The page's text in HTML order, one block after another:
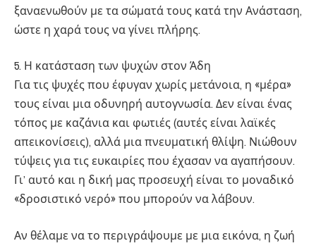
ξαναενωθούν με τα σώματά τους κατά την Ανάσταση,
ώστε η χαρά τους να γίνει πλήρης.
5. Η κατάσταση των ψυχών στον Άδη
Για τις ψυχές που έφυγαν χωρίς μετάνοια, η «μέρα»
τους είναι μια οδυνηρή αυτογνωσία. Δεν είναι ένας
τόπος με καζάνια και φωτιές (αυτές είναι λαϊκές
απεικονίσεις), αλλά μια πνευματική θλίψη. Νιώθουν
τύψεις για τις ευκαιρίες που έχασαν να αγαπήσουν.
Γι’ αυτό και η δική μας προσευχή είναι το μοναδικό
«δροσιστικό νερό» που μπορούν να λάβουν.
Αν θέλαμε να το περιγράψουμε με μια εικόνα, η ζωή